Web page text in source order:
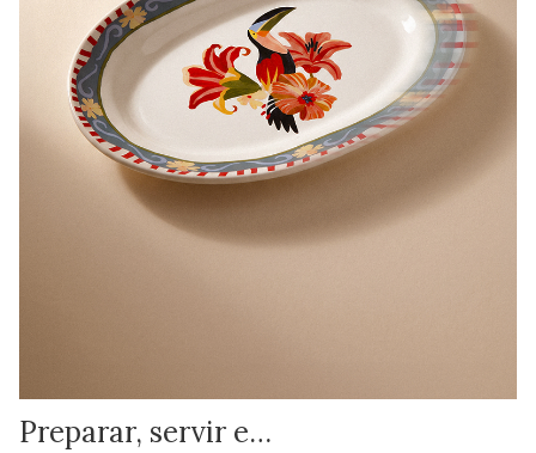
Preparar, servir e…